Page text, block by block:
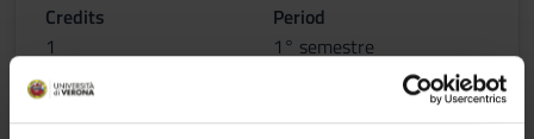
Credits
1
Period
1° semestre
Location
VERONA
Nicola Zampieri